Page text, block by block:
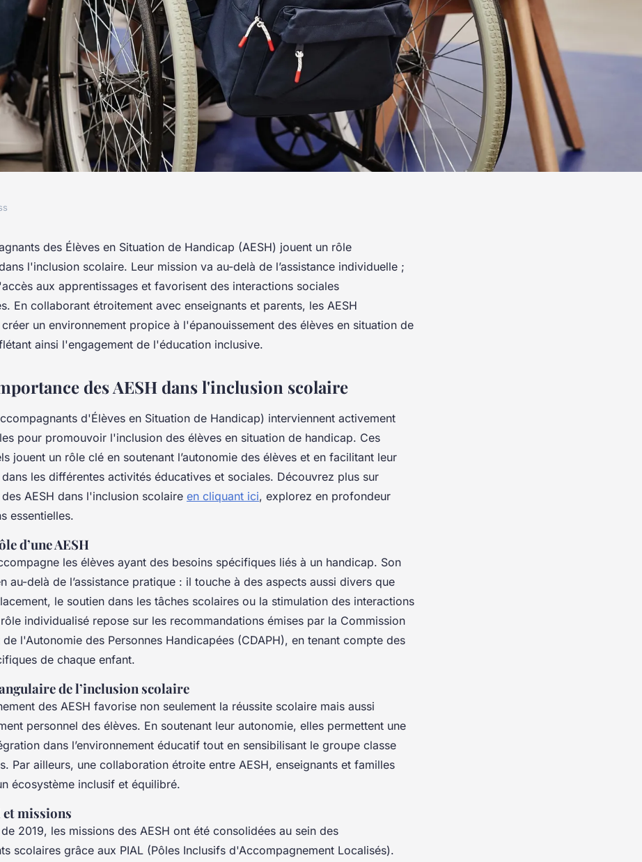
de l'inclusion
des Élèves en Situation de Handicap (AESH) jouent un rôle
l'inclusion scolaire. Leur mission va au-delà de l’assistance individuelle ;
aux apprentissages et favorisent des interactions sociales
En collaborant étroitement avec enseignants et parents, les AESH
un environnement propice à l'épanouissement des élèves en situation de
ainsi l'engagement de l'éducation inclusive.
des AESH dans l'inclusion scolaire
d'Élèves en Situation de Handicap) interviennent activement
pour promouvoir l'inclusion des élèves en situation de handicap. Ces
jouent un rôle clé en soutenant l’autonomie des élèves et en facilitant leur
les différentes activités éducatives et sociales. Découvrez plus sur
AESH dans l'inclusion scolaire en cliquant ici, explorez en profondeur
essentielles.
d’une AESH
les élèves ayant des besoins spécifiques liés à un handicap. Son
au-delà de l’assistance pratique : il touche à des aspects aussi divers que
le soutien dans les tâches scolaires ou la stimulation des interactions
individualisé repose sur les recommandations émises par la Commission
l'Autonomie des Personnes Handicapées (CDAPH), en tenant compte des
de chaque enfant.
de l’inclusion scolaire
des AESH favorise non seulement la réussite scolaire mais aussi
personnel des élèves. En soutenant leur autonomie, elles permettent une
dans l’environnement éducatif tout en sensibilisant le groupe classe
Par ailleurs, une collaboration étroite entre AESH, enseignants et familles
écosystème inclusif et équilibré.
et missions
2019, les missions des AESH ont été consolidées au sein des
scolaires grâce aux PIAL (Pôles Inclusifs d'Accompagnement Localisés).